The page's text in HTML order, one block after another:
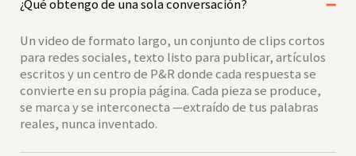
¿Qué obtengo de una sola conversación?
Un video de formato largo, un conjunto de clips cortos
para redes sociales, texto listo para publicar, artículos
escritos y un centro de P&R donde cada respuesta se
convierte en su propia página. Cada pieza se produce,
se marca y se interconecta —extraído de tus palabras
reales, nunca inventado.